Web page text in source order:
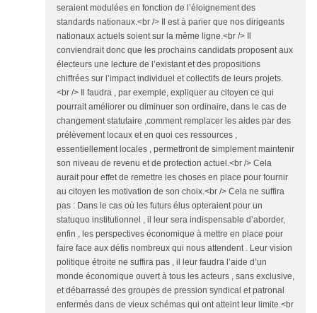
seraient modulées en fonction de l’éloignement des
standards nationaux.<br /> Il est à parier que nos dirigeants
nationaux actuels soient sur la même ligne.<br /> Il
conviendrait donc que les prochains candidats proposent aux
électeurs une lecture de l’existant et des propositions
chiffrées sur l’impact individuel et collectifs de leurs projets.
<br /> Il faudra , par exemple, expliquer au citoyen ce qui
pourrait améliorer ou diminuer son ordinaire, dans le cas de
changement statutaire ,comment remplacer les aides par des
prélèvement locaux et en quoi ces ressources ,
essentiellement locales , permettront de simplement maintenir
son niveau de revenu et de protection actuel.<br /> Cela
aurait pour effet de remettre les choses en place pour fournir
au citoyen les motivation de son choix.<br /> Cela ne suffira
pas : Dans le cas où les futurs élus opteraient pour un
statuquo institutionnel , il leur sera indispensable d’aborder,
enfin , les perspectives économique à mettre en place pour
faire face aux défis nombreux qui nous attendent . Leur vision
politique étroite ne suffira pas , il leur faudra l’aide d’un
monde économique ouvert à tous les acteurs , sans exclusive,
et débarrassé des groupes de pression syndical et patronal
enfermés dans de vieux schémas qui ont atteint leur limite.<br